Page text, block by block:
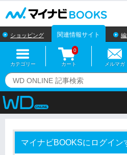
ショッピング 関連情報サイト
カテゴリー カート
0
メルマガ
マイナビBOOKSにログイン